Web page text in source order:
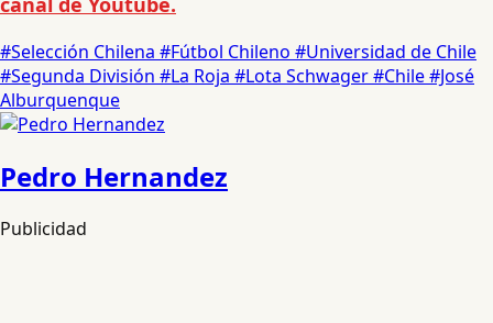
#Selección Chilena #Fútbol Chileno #Universidad de Chile
#Segunda División #La Roja #Lota Schwager#Chile#José
Alburquenque
Pedro Hernandez
Publicidad